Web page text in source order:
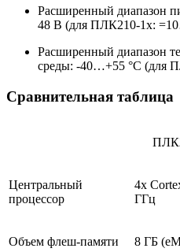
Расширенный диапазон
48 В (для ПЛК210-1х:
Расширенный диапазон
среды: -40…+55 °С (для
Сравнительная таблица
Центральный
процессор
4х
ГГц
Объем флеш-памяти 8 ГБ